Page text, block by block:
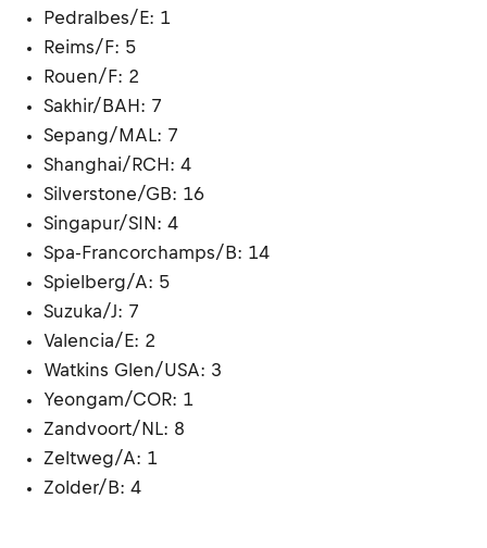
Pedralbes/E: 1
Reims/F: 5
Rouen/F: 2
Sakhir/BAH: 7
Sepang/MAL: 7
Shanghai/RCH: 4
Silverstone/GB: 16
Singapur/SIN: 4
Spa-Francorchamps/B: 14
Spielberg/A: 5
Suzuka/J: 7
Valencia/E: 2
Watkins Glen/USA: 3
Yeongam/COR: 1
Zandvoort/NL: 8
Zeltweg/A: 1
Zolder/B: 4